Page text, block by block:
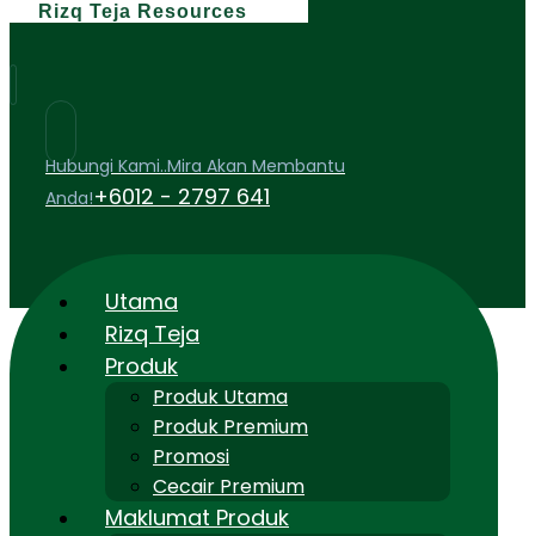
Rizq Teja Resources
Hubungi Kami..Mira Akan Membantu
Anda!+6012 - 2797 641
Utama
Rizq Teja
Produk
Produk Utama
Produk Premium
Promosi
Cecair Premium
Maklumat Produk